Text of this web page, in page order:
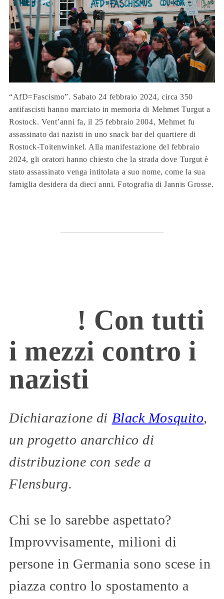
“AfD=Fascismo”. Sabato 24 febbraio 2024, circa 350
antifascisti hanno marciato in memoria di Mehmet Turgut a
Rostock. Vent’anni fa, il 25 febbraio 2004, Mehmet fu
assassinato dai nazisti in uno snack bar del quartiere di
Rostock-Toitenwinkel. Alla manifestazione del febbraio
2024, gli oratori hanno chiesto che la strada dove Turgut è
stato assassinato venga intitolata a suo nome, come la sua
famiglia desidera da dieci anni. Fotografia di Jannis Grosse.
! Con tutti
i mezzi contro i
nazisti
Dichiarazione di Black Mosquito,
un progetto anarchico di
distribuzione con sede a
Flensburg.
Chi se lo sarebbe aspettato?
Improvvisamente, milioni di
persone in Germania sono scese in
piazza contro lo spostamento a